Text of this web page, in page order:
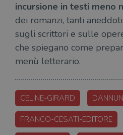
incursione in testi meno
dei romanzi, tanti
sugli scrittori e sulle
che spiegano come
menù letterario.
CELINE-GIRARD
FRANCO-CESATI-EDITORE